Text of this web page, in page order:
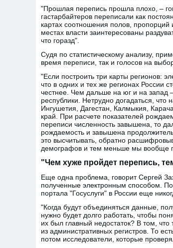
"Прошлая перепись прошла плохо, –
гастарбайтеров переписали как
картах соотношения полов, пропорций
местах власти заинтересованы
что горазд".
Судя по статистическому анализу,
время переписи, так и голосов на
"Если построить три карты регионов:
что в одних и тех же регионах России
честнее. Чем дальше на юг и на
республики. Нетрудно догадаться,
Ингушетия, Дагестан, Калмыкия,
край. При расчете показателей
переписи численность завышена, то
рождаемость и завышена
это высчитывать, обратно
демографов и тем меньше мы вообще
"Чем хуже пройдет перепись,
Еще одна проблема, говорит Сергей
полученные электронным способом.
портала "Госуслуги" в России еще
"Когда будут объединяться данные,
нужно будет долго работать, чтобы
их был главный недостаток? В том,
из административных регистров. То
потом исследователи, которые